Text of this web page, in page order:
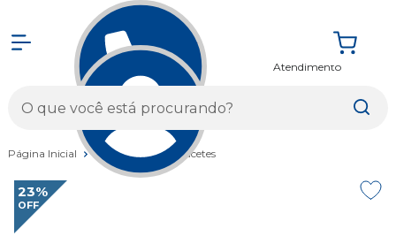
Atendimento
Página Inicial Vestuários Capacetes
23%
OFF